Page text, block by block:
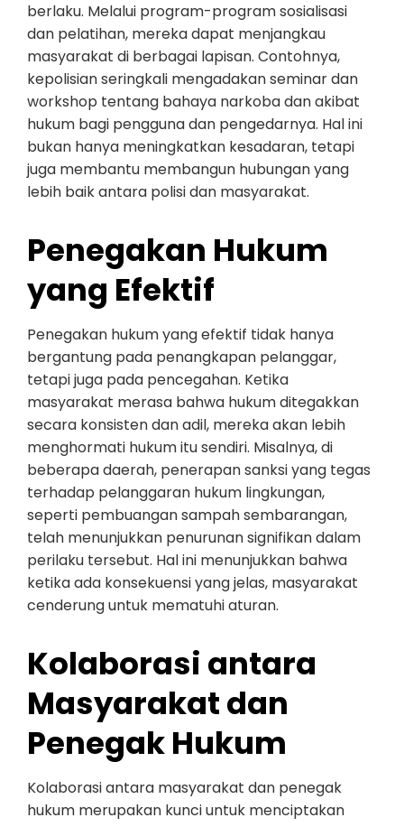
berlaku. Melalui program-program sosialisasi
dan pelatihan, mereka dapat menjangkau
masyarakat di berbagai lapisan. Contohnya,
kepolisian seringkali mengadakan seminar dan
workshop tentang bahaya narkoba dan akibat
hukum bagi pengguna dan pengedarnya. Hal ini
bukan hanya meningkatkan kesadaran, tetapi
juga membantu membangun hubungan yang
lebih baik antara polisi dan masyarakat.
Penegakan Hukum
yang Efektif
Penegakan hukum yang efektif tidak hanya
bergantung pada penangkapan pelanggar,
tetapi juga pada pencegahan. Ketika
masyarakat merasa bahwa hukum ditegakkan
secara konsisten dan adil, mereka akan lebih
menghormati hukum itu sendiri. Misalnya, di
beberapa daerah, penerapan sanksi yang tegas
terhadap pelanggaran hukum lingkungan,
seperti pembuangan sampah sembarangan,
telah menunjukkan penurunan signifikan dalam
perilaku tersebut. Hal ini menunjukkan bahwa
ketika ada konsekuensi yang jelas, masyarakat
cenderung untuk mematuhi aturan.
Kolaborasi antara
Masyarakat dan
Penegak Hukum
Kolaborasi antara masyarakat dan penegak
hukum merupakan kunci untuk menciptakan